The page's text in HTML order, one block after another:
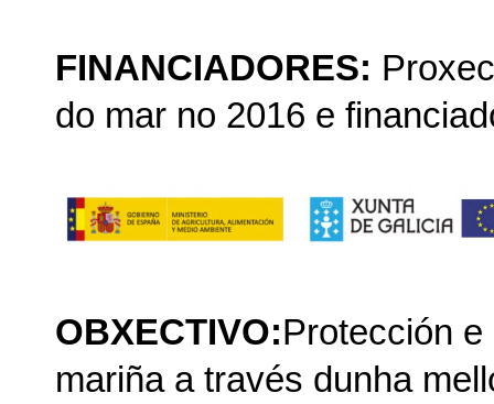
FINANCIADORES:
do mar no 2016 e
OBXECTIVO:Protección
mariña a través dunha